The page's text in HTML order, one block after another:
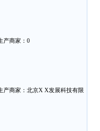
产商家：0
产商家：北京X X发展科技有限